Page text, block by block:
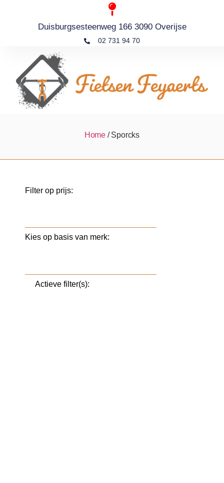
Duisburgsesteenweg 166 3090 Overijse
02 731 94 70
Home / Sporcks
Filter op prijs:
Kies op basis van merk:
Actieve filter(s):